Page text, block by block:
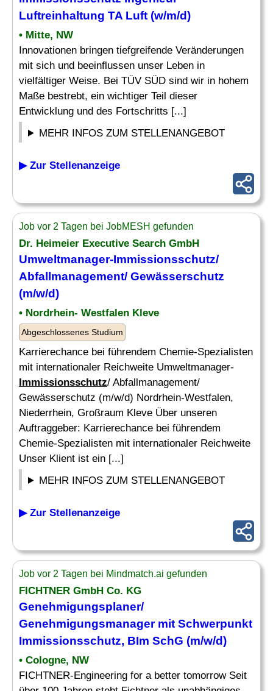
Luftreinhaltung TA Luft (w/m/d)
• Mitte, NW
Innovationen bringen tiefgreifende Veränderungen
mit sich und beeinflussen unser Leben in
vielfältiger Weise. Bei TÜV SÜD sind wir in hohem
Maße bestrebt, ein wichtiger Teil dieser
Entwicklung und des Fortschritts [...]
MEHR INFOS ZUM STELLENANGEBOT
▶ Zur Stellenanzeige
Job vor 2 Tagen bei JobMESH gefunden
Dr. Heimeier Executive Search GmbH
Umweltmanager-Immissionsschutz/
Abfallmanagement/ Gewässerschutz
(m/w/d)
• Nordrhein- Westfalen Kleve
Abgeschlossenes Studium
Karrierechance bei führendem Chemie-Spezialisten
mit internationaler Reichweite Umweltmanager-
Immissionsschutz/ Abfallmanagement/
Gewässerschutz (m/w/d) Nordrhein-Westfalen,
Niederrhein, Großraum Kleve Über unseren
Auftraggeber: Karrierechance bei führendem
Chemie-Spezialisten mit internationaler Reichweite
Unser Klient ist ein [...]
MEHR INFOS ZUM STELLENANGEBOT
▶ Zur Stellenanzeige
Job vor 2 Tagen bei Mindmatch.ai gefunden
FICHTNER GmbH Co. KG
Genehmigungsplaner/
Genehmigungsmanager mit Schwerpunkt
Immissionsschutz, BIm SchG (m/w/d)
• Cologne, NW
FICHTNER-Engineering for a better tomorrow Seit